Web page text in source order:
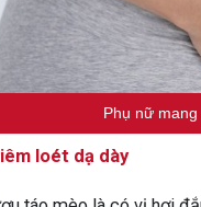
Phụ nữ
loét dạ dày